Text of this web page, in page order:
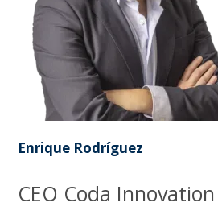
Enrique Rodríguez
CEO Coda